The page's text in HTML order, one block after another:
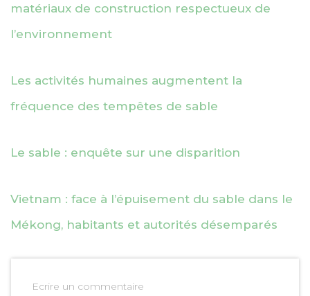
matériaux de construction respectueux de
l’environnement
Les activités humaines augmentent la
fréquence des tempêtes de sable
Le sable : enquête sur une disparition
Vietnam : face à l’épuisement du sable dans le
Mékong, habitants et autorités désemparés
Ecrire un commentaire